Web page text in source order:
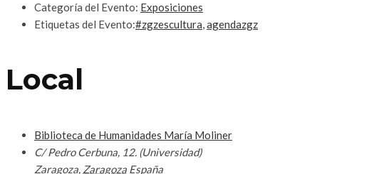
Categoría del Evento: Exposiciones
Etiquetas del Evento:#zgzescultura,agendazgz
Local
Biblioteca de Humanidades María Moliner
C/ Pedro Cerbuna, 12. (Universidad)
Zaragoza, Zaragoza España